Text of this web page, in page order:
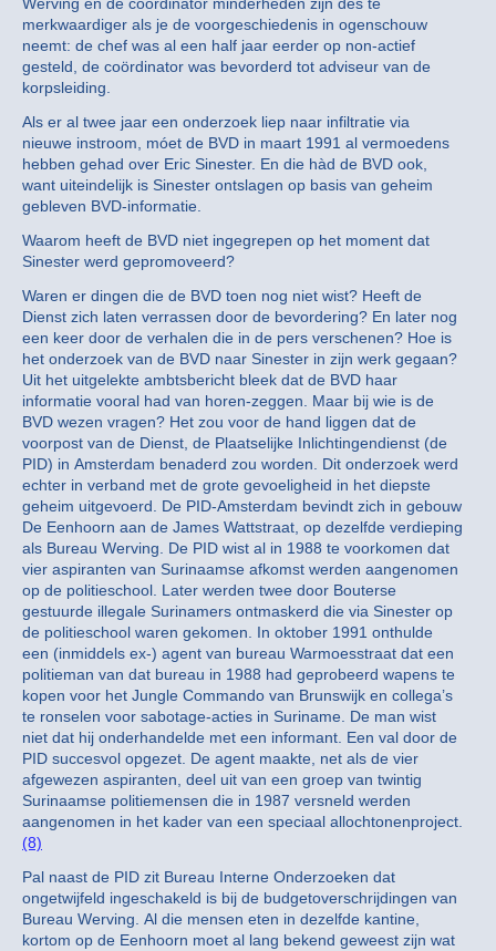
merkwaardiger als je de voorgeschiedenis in ogenschouw
neemt: de chef was al een half jaar eerder op non-actief
gesteld, de coördinator was bevorderd tot adviseur van de
korpsleiding.
Als er al twee jaar een onderzoek liep naar infiltratie via
nieuwe instroom, móet de BVD in maart 1991 al vermoedens
hebben gehad over Eric Sinester. En die hàd de BVD ook,
want uiteindelijk is Sinester ontslagen op basis van geheim
gebleven BVD-informatie.
Waarom heeft de BVD niet ingegrepen op het moment dat
Sinester werd gepromoveerd?
Waren er dingen die de BVD toen nog niet wist? Heeft de
Dienst zich laten verrassen door de bevordering? En later nog
een keer door de verhalen die in de pers verschenen? Hoe is
het onderzoek van de BVD naar Sinester in zijn werk gegaan?
Uit het uitgelekte ambtsbericht bleek dat de BVD haar
informatie vooral had van horen-zeggen. Maar bij wie is de
BVD wezen vragen? Het zou voor de hand liggen dat de
voorpost van de Dienst, de Plaatselijke Inlichtingendienst (de
PID) in Amsterdam benaderd zou worden. Dit onderzoek werd
echter in verband met de grote gevoeligheid in het diepste
geheim uitgevoerd. De PID-Amsterdam bevindt zich in gebouw
De Eenhoorn aan de James Wattstraat, op dezelfde verdieping
als Bureau Werving. De PID wist al in 1988 te voorkomen dat
vier aspiranten van Surinaamse afkomst werden aangenomen
op de politieschool. Later werden twee door Bouterse
gestuurde illegale Surinamers ontmaskerd die via Sinester op
de politieschool waren gekomen. In oktober 1991 onthulde
een (inmiddels ex-) agent van bureau Warmoesstraat dat een
politieman van dat bureau in 1988 had geprobeerd wapens te
kopen voor het Jungle Commando van Brunswijk en collega’s
te ronselen voor sabotage-acties in Suriname. De man wist
niet dat hij onderhandelde met een informant. Een val door de
PID succesvol opgezet. De agent maakte, net als de vier
afgewezen aspiranten, deel uit van een groep van twintig
Surinaamse politiemensen die in 1987 versneld werden
aangenomen in het kader van een speciaal allochtonenproject.
(8)
Pal naast de PID zit Bureau Interne Onderzoeken dat
ongetwijfeld ingeschakeld is bij de budgetoverschrijdingen van
Bureau Werving. Al die mensen eten in dezelfde kantine,
kortom op de Eenhoorn moet al lang bekend geweest zijn wat